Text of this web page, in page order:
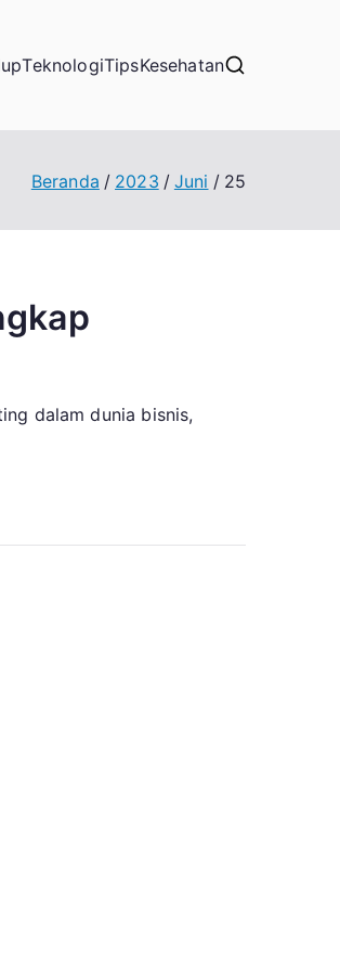
TeknologiTipsKesehatan
Beranda 2023 Juni 25
dalam dunia bisnis,